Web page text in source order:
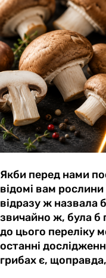
Якби перед нами
відомі вам рослини
відразу ж назвала
звичайно ж, була б
до цього переліку
останні
грибах є, щоправда,